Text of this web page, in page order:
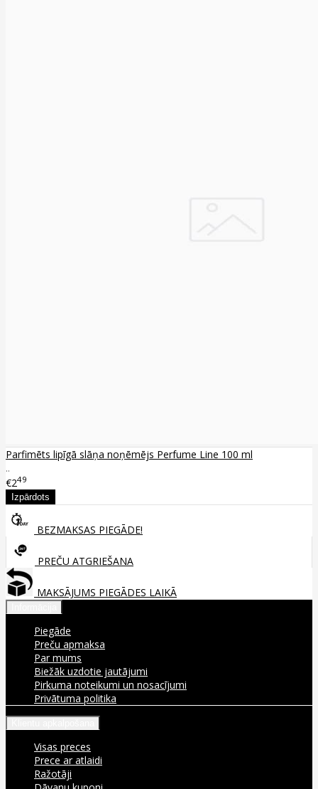
Parfimēts lipīgā slāņa noņēmējs Perfume Line 100 ml
..
€249
BEZMAKSAS PIEGĀDE!
PREČU ATGRIEŠANA
MAKSĀJUMS PIEGĀDES LAIKĀ
Piegāde
Preču apmaksa
Par mums
Biežāk uzdotie jautājumi
Pirkuma noteikumi un nosacījumi
Privātuma politika
Visas preces
Prece ar atlaidi
Ražotāji